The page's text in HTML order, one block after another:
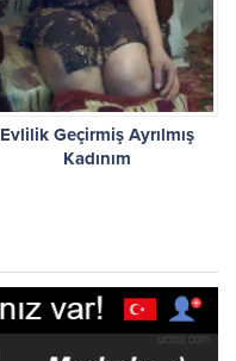
Evlilik Geçirmiş Ayrılmış
Kadınım